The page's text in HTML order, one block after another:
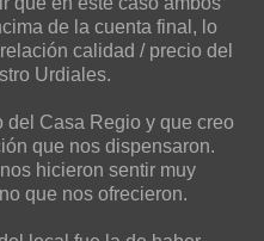
de la cuenta final, lo
calidad / precio del
Urdiales.
del Casa Regio y que creo
que nos dispensaron.
hicieron sentir muy
que nos ofrecieron.